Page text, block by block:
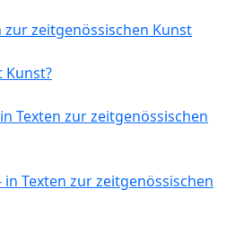
zur zeitgenössischen Kunst
Kunst?
Texten zur zeitgenössischen
Texten zur zeitgenössischen